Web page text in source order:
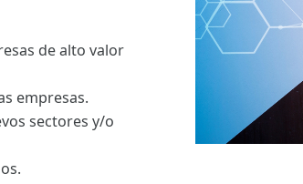
de alto valor
empresas.
sectores y/o